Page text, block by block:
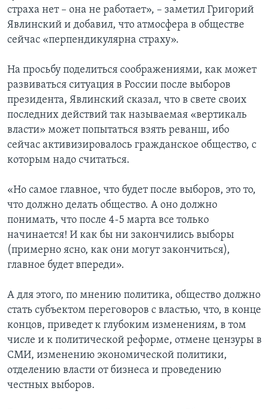
страха нет – она не работает», – заметил Григорий
Явлинский и добавил, что атмосфера в обществе
сейчас «перпендикулярна страху».
На просьбу поделиться соображениями, как может
развиваться ситуация в России после выборов
президента, Явлинский сказал, что в свете своих
последних действий так называемая «вертикаль
власти» может попытаться взять реванш, ибо
сейчас активизировалось гражданское общество, с
которым надо считаться.
«Но самое главное, что будет после выборов, это то,
что должно делать общество. А оно должно
понимать, что после 4-5 марта все только
начинается! И как бы ни закончились выборы
(примерно ясно, как они могут закончиться),
главное будет впереди».
А для этого, по мнению политика, общество должно
стать субъектом переговоров с властью, что, в конце
концов, приведет к глубоким изменениям, в том
числе и к политической реформе, отмене цензуры в
СМИ, изменению экономической политики,
отделению власти от бизнеса и проведению
честных выборов.